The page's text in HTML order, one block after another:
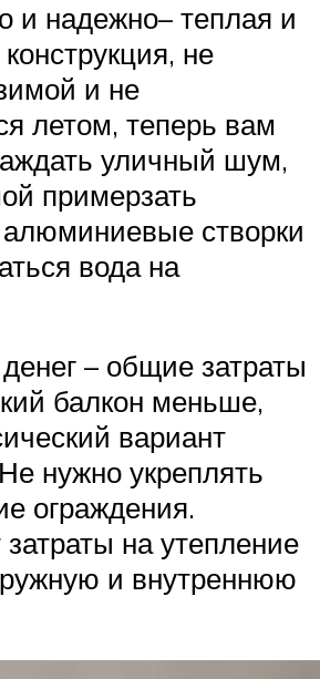
и надежно– теплая и
не
и не
летом, теперь вам
уличный шум,
примерзать
створки
вода на
– общие затраты
балкон меньше,
вариант
нужно укреплять
ограждения.
на утепление
и внутреннюю